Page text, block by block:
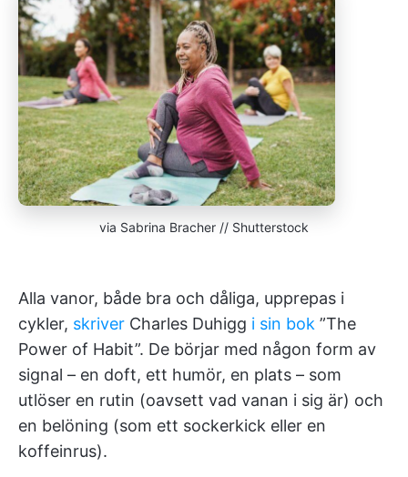
via Sabrina Bracher // Shutterstock
Alla vanor, både bra och dåliga, upprepas i
cykler, skriver Charles Duhigg i sin bok ”The
Power of Habit”. De börjar med någon form av
signal – en doft, ett humör, en plats – som
utlöser en rutin (oavsett vad vanan i sig är) och
en belöning (som ett sockerkick eller en
koffeinrus).